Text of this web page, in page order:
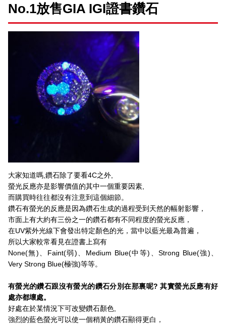
No.1放售GIA IGI證書鑽石
大家知道嗎,鑽石除了要看4C之外,
螢光反應亦是影響價值的其中一個重要因素,
而購買時往往都沒有注意到這個細節。
鑽石有螢光的反應是因為鑽石生成的過程受到天然的幅射影響，
市面上有大約有三份之一的鑽石都有不同程度的螢光反應，
在UV紫外光線下會發出特定顏色的光，當中以藍光最為普遍，
所以大家較常看見在證書上寫有
None(無)、Faint(弱)、Medium Blue(中等)、Strong Blue(強)、
Very Strong Blue(極強)等等。
有螢光的鑽石跟沒有螢光的鑽石分別在那裏呢? 其實螢光反應有好
處亦都壞處。
好處在於某情況下可改變鑽石顏色,
強烈的藍色螢光可以使一個稍黃的鑽石顯得更白，